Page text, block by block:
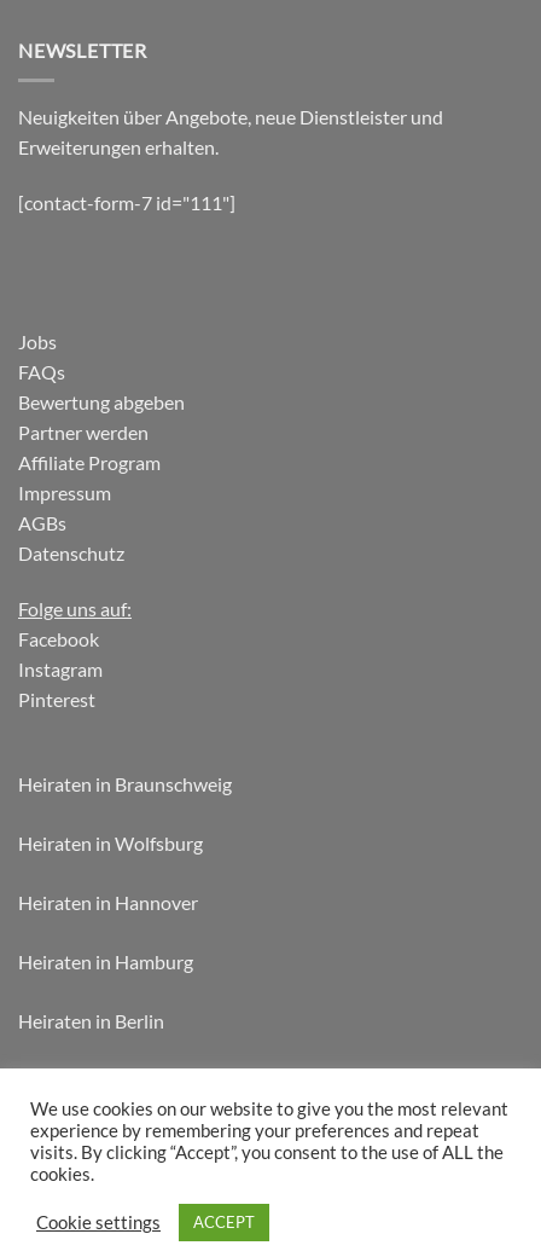
NEWSLETTER
Neuigkeiten über Angebote, neue Dienstleister und
Erweiterungen erhalten.
[contact-form-7 id="111"]
Jobs
FAQs
Bewertung abgeben
Partner werden
Affiliate Program
Impressum
AGBs
Datenschutz
Folge uns auf:
Facebook
Instagram
Pinterest
Heiraten in Braunschweig
Heiraten in Wolfsburg
Heiraten in Hannover
Heiraten in Hamburg
Heiraten in Berlin
WEDDIFY CARD „JETZT KAUFEN“
Copyright 2026 © Weddify
We use cookies on our website to give you the most relevant
experience by remembering your preferences and repeat
visits. By clicking “Accept”, you consent to the use of ALL the
cookies.
Cookie settings ACCEPT